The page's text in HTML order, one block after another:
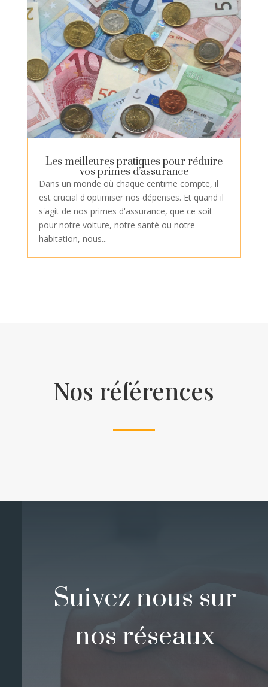
Les meilleures pratiques pour réduire
vos primes d’assurance
Dans un monde où chaque centime compte, il
est crucial d'optimiser nos dépenses. Et quand il
s'agit de nos primes d'assurance, que ce soit
pour notre voiture, notre santé ou notre
habitation, nous...
Nos références
Suivez nous sur
nos réseaux